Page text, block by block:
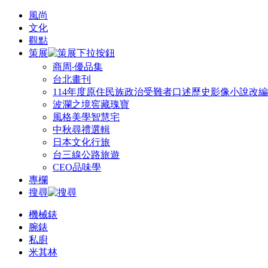
風尚
文化
觀點
策展
商周‧優品集
台北畫刊
114年度原住民族政治受難者口述歷史影像小說改
波瀾之境窖藏瑰寶
風格美學智慧宅
中秋尋禮選輯
日本文化行旅
台三線公路旅遊
CEO品味學
專欄
搜尋
機械錶
腕錶
私廚
米其林